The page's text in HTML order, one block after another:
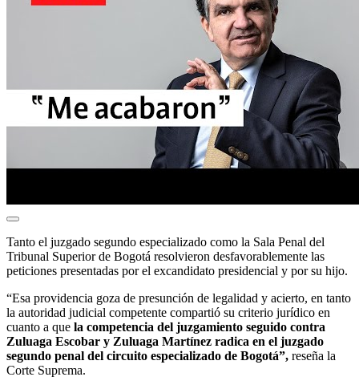
Tanto el juzgado segundo especializado como la Sala Penal del
Tribunal Superior de Bogotá resolvieron desfavorablemente las
peticiones presentadas por el excandidato presidencial y por su hijo.
“Esa providencia goza de presunción de legalidad y acierto, en tanto
la autoridad judicial competente compartió su criterio jurídico en
cuanto a que la competencia del juzgamiento seguido contra
Zuluaga Escobar y Zuluaga Martínez radica en el juzgado
segundo penal del circuito especializado de Bogotá”, reseña la
Corte Suprema.